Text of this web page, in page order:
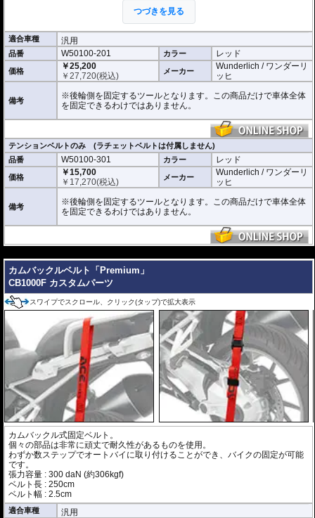
しなやかで頑丈なテンションベルトを後輪
にかぶせ、接続されているのラチェットベ
ルトで 確実に車体のリア側を固定できま
す。テンションベルト裏側には特殊な滑り止め加工が施されています。
ぜひ動画でその手軽さをご確認ください。
張力容量 : 500 daN (約510kgf)
ベルト長 : 65cm
また、お手持ちのベルトをご利用いただけるテンションベルトだけの商品もラ
インナップ。
つづきを見る
適合車種 汎用
品番 W50100-201 カラー レッド
価格
￥25,200
￥27,720(税込) メーカー
Wunderlich / ワンダーリ
ッヒ
備考
※後輪側を固定するツールとなります。この商品だけで車体全体
を固定できるわけではありません。
テンションベルトのみ (ラチェットベルトは付属しません)
品番
W50100-301 カラー レッド
価格
￥15,700
￥ 17,270(税込) メーカー
Wunderlich / ワンダーリ
ッヒ
備考
※後輪側を固定するツールとなります。この商品だけで車体全体
を固定できるわけではありません。
カムバックルベルト「Premium」
CB1000F カスタムパーツ
スワイプでスクロール、クリック(タップ)で拡大表示
カムバックル式固定ベルト。
個々の部品は非常に頑丈で耐久性があるものを使用。
わずか数ステップでオートバイに取り付けることができ、バイクの固定が可能
です。
張力容量 : 300 daN (約306kgf)
ベルト長 : 250cm
ベルト幅 : 2.5cm
適合車種 汎用